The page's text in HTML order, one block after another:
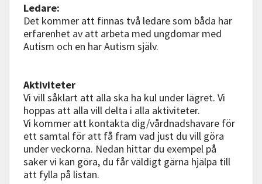
Ledare:
Det kommer att finnas två ledare som båda har
erfarenhet av att arbeta med ungdomar med
Autism och en har Autism själv.
Aktiviteter
Vi vill såklart att alla ska ha kul under lägret. Vi
hoppas att alla vill delta i alla aktiviteter.
Vi kommer att kontakta dig/vårdnadshavare för
ett samtal för att få fram vad just du vill göra
under veckorna. Nedan hittar du exempel på
saker vi kan göra, du får väldigt gärna hjälpa till
att fylla på listan.